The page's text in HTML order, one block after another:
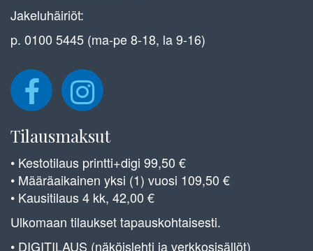
Jakeluhäiriöt:
p. 0100 5445 (ma-pe 8-18, la 9-16)
Tilausmaksut
• Kestotilaus printti+digi 99,50 €
• Määräaikainen yksi (1) vuosi 109,50 €
• Kausitilaus 4 kk, 42,00 €
Ulkomaan tilaukset tapauskohtaisesti.
• DIGITILAUS (näköislehti ja verkkosisällöt)